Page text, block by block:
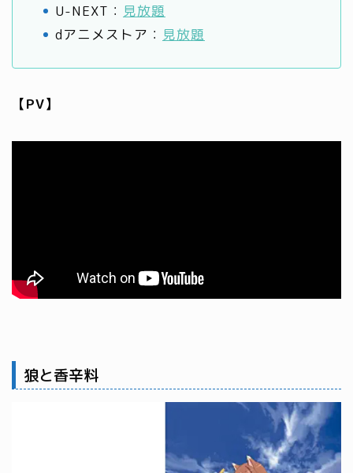
U-NEXT： 見放題
dアニメストア： 見放題
【PV】
狼と香辛料